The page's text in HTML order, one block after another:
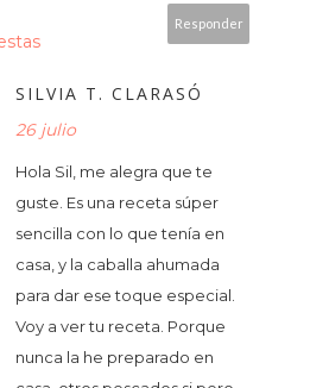
Responder
SILVIA T. CLARASÓ
26 julio
Hola Sil, me alegra que te
guste. Es una receta súper
sencilla con lo que tenía en
casa, y la caballa ahumada
para dar ese toque especial.
Voy a ver tu receta. Porque
nunca la he preparado en